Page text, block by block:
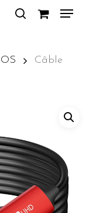
Menu
Câble